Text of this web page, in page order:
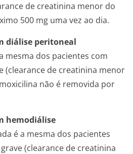
de creatinina menor do
500 mg uma vez ao dia.
diálise peritoneal
mesma dos pacientes com
(clearance de creatinina menor
não é removida por
hemodiálise
é a mesma dos pacientes
(clearance de creatinina